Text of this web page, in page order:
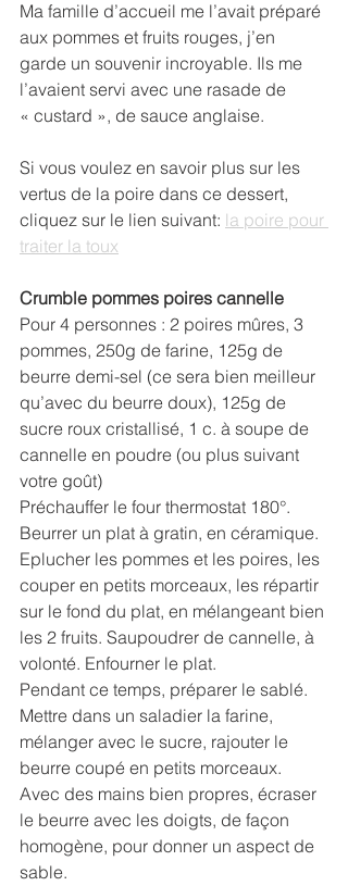
Ma famille d’accueil me l’avait préparé
aux pommes et fruits rouges, j’en
garde un souvenir incroyable. Ils me
l’avaient servi avec une rasade de
« custard », de sauce anglaise.
Si vous voulez en savoir plus sur les
vertus de la poire dans ce dessert,
cliquez sur le lien suivant: la poire pour
traiter la toux
Crumble pommes poires cannelle
Pour 4 personnes : 2 poires mûres, 3
pommes, 250g de farine, 125g de
beurre demi-sel (ce sera bien meilleur
qu’avec du beurre doux), 125g de
sucre roux cristallisé, 1 c. à soupe de
cannelle en poudre (ou plus suivant
votre goût)
Préchauffer le four thermostat 180°.
Beurrer un plat à gratin, en céramique.
Eplucher les pommes et les poires, les
couper en petits morceaux, les répartir
sur le fond du plat, en mélangeant bien
les 2 fruits. Saupoudrer de cannelle, à
volonté. Enfourner le plat.
Pendant ce temps, préparer le sablé.
Mettre dans un saladier la farine,
mélanger avec le sucre, rajouter le
beurre coupé en petits morceaux.
Avec des mains bien propres, écraser
le beurre avec les doigts, de façon
homogène, pour donner un aspect de
sable.